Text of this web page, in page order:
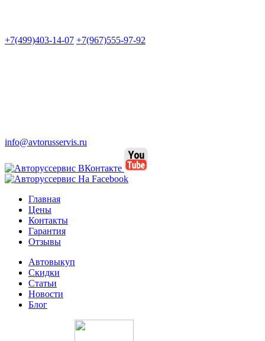
+7(499)403-14-07 +7(967)555-97-92
info@avtorusservis.ru
Главная
Цены
Контакты
Гарантия
Отзывы
Автовыкуп
Cкидки
Статьи
Новости
Блог